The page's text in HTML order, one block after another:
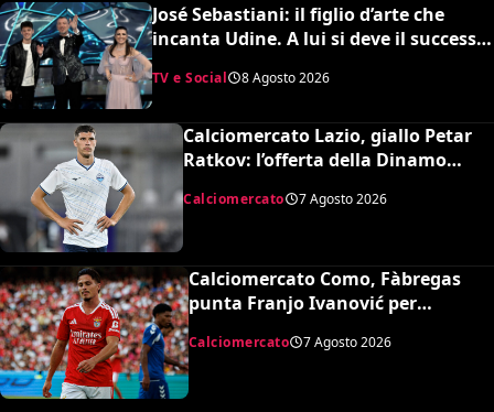
José Sebastiani: il figlio d’arte che
incanta Udine. A lui si deve il successo
del Festival di Sanremo, ora sogna il
debutto in Serie A
TV e Social 8 Agosto 2026
Calciomercato Lazio, giallo Petar
Ratkov: l’offerta della Dinamo
Calciomercato 7 Agosto 2026
Calciomercato Como, Fàbregas
punta Franjo Ivanović per
l’attacco: il punto sulla trattativa
Calciomercato 7 Agosto 2026